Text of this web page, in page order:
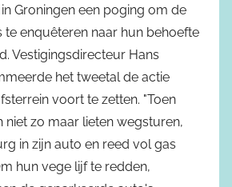
Groningen een poging om de
te enquêteren naar hun behoefte
Vestigingsdirecteur Hans
het tweetal de actie
voort te zetten. "Toen
niet zo maar lieten wegsturen,
in zijn auto en reed vol gas
hun vege lijf te redden,